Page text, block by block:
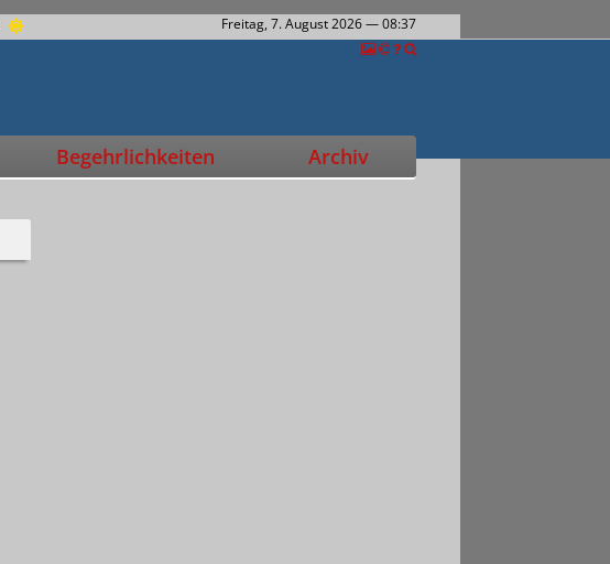
Freitag, 7. August 2026— 08:37
Begehrlichkeiten Archiv